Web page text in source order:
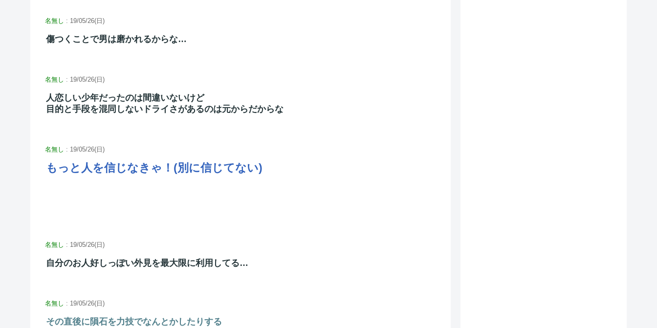
名無し : 19/05/26(日)
傷つくことで男は磨かれるからな…
名無し : 19/05/26(日)
人恋しい少年だったのは間違いないけど
目的と手段を混同しないドライさがあるのは元からだからな
名無し : 19/05/26(日)
もっと人を信じなきゃ！(別に信じてない)
名無し : 19/05/26(日)
自分のお人好しっぽい外見を最大限に利用してる…
名無し : 19/05/26(日)
その直後に隕石を力技でなんとかしたりする